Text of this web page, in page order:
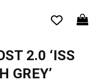
2.0 ‘ISS
GREY’